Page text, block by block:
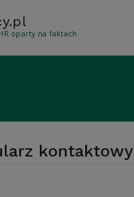
.pl
oparty na faktach
kontaktowy